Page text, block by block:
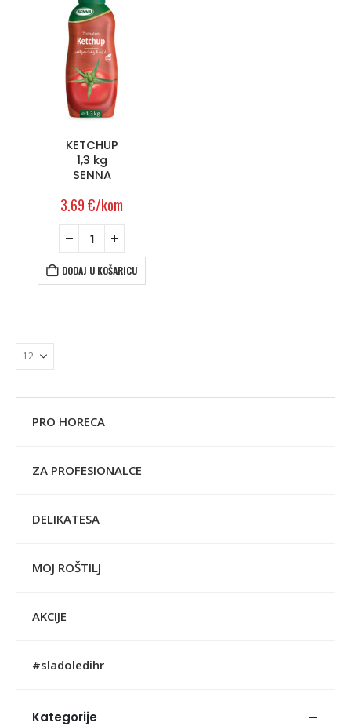
KETCHUP
1,3 kg
SENNA
3.69€/kom
DODAJ U KOŠARICU
PRO HORECA
ZA PROFESIONALCE
DELIKATESA
MOJ ROŠTILJ
AKCIJE
#sladoledihr
Kategorije